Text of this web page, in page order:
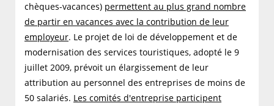
chèques-vacances) permettent au plus grand nombre
de partir en vacances avec la contribution de leur
employeur. Le projet de loi de développement et de
modernisation des services touristiques, adopté le 9
juillet 2009, prévoit un élargissement de leur
attribution au personnel des entreprises de moins de
50 salariés. Les comités d'entreprise participent